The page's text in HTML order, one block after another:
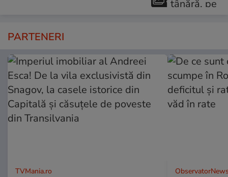
PARTENERI
TVMania.ro